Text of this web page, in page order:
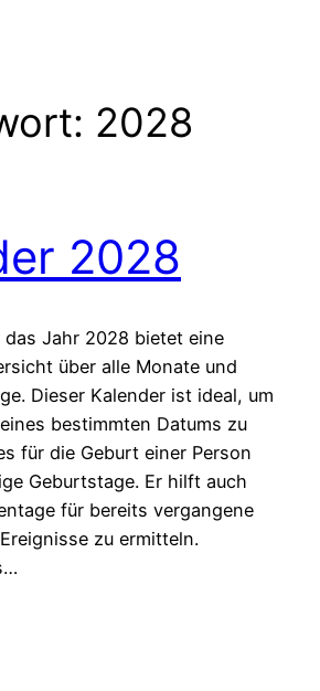
2028
2028
das Jahr 2028 bietet eine
über alle Monate und
Dieser Kalender ist ideal, um
bestimmten Datums zu
für die Geburt einer Person
Geburtstage. Er hilft auch
für bereits vergangene
zu ermitteln.